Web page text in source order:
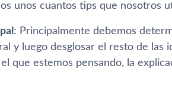
unos cuantos tips que nosotros
: Principalmente debemos
y luego desglosar el resto de las
que estemos pensando, la